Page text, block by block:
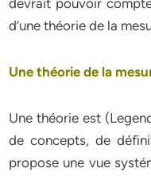
devrait pouvoir
d’une théorie de la
Une théorie de la
Une théorie est
de concepts, de
propose une vue